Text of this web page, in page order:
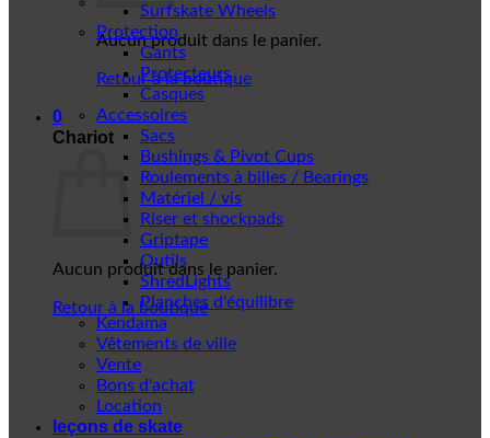
Aucun produit dans le panier.
Retour à la boutique
0
Chariot
Aucun produit dans le panier.
Retour à la boutique
Surfskate Wheels
Protection
Gants
Protecteurs
Casques
Accessoires
Sacs
Bushings & Pivot Cups
Roulements à billes / Bearings
Matériel / vis
Riser et shockpads
Griptape
Outils
ShredLights
Planches d'équilibre
Kendama
Vêtements de ville
Vente
Bons d'achat
Location
leçons de skate